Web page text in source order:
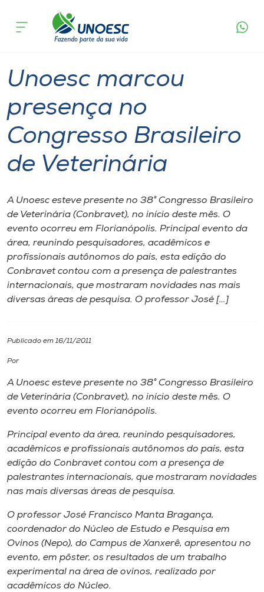
Cursos
Atendimento ao Estudante
Portal de Ensino
A
Internacionalização
I.nova
Cultura
CPA
Biblioteca
Editora
Museu
Unoesc
Store
acontece
Unoesc marcou
presença no
Congresso Brasileiro
de Veterinária
A Unoesc esteve presente no 38° Congresso Brasileiro
de Veterinária (Conbravet), no início deste mês. O
evento ocorreu em Florianópolis. Principal evento da
área, reunindo pesquisadores, acadêmicos e
profissionais autônomos do país, esta edição do
Conbravet contou com a presença de palestrantes
internacionais, que mostraram novidades nas mais
diversas áreas de pesquisa. O professor José […]
Publicado em 16/11/2011
Por
A Unoesc esteve presente no 38° Congresso Brasileiro
de Veterinária (Conbravet), no início deste mês. O
evento ocorreu em Florianópolis.
Principal evento da área, reunindo pesquisadores,
acadêmicos e profissionais autônomos do país, esta
edição do Conbravet contou com a presença de
palestrantes internacionais, que mostraram novidades
nas mais diversas áreas de pesquisa.
O professor José Francisco Manta Bragança,
coordenador do Núcleo de Estudo e Pesquisa em
Ovinos (Nepo), do Campus de Xanxerê, apresentou no
evento, em pôster, os resultados de um trabalho
experimental na área de ovinos, realizado por
acadêmicos do Núcleo.